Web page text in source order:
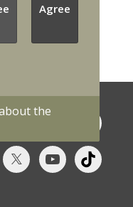
Agree
the